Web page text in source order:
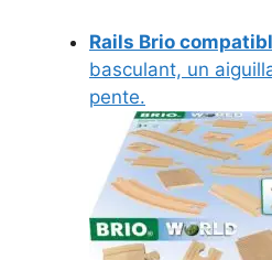
Rails Brio
basculant, un
pente.